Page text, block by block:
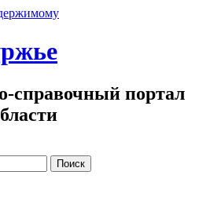
справочный портал